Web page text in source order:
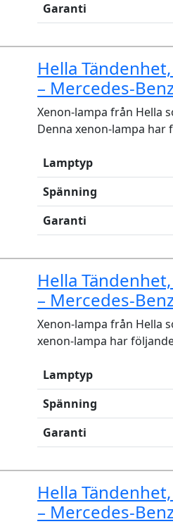
Garanti
Hella
– Mercedes-Benz
Xenon-lampa från Hella
Denna xenon-lampa har
Lamptyp
Spänning
Garanti
Hella
– Mercedes-Benz
Xenon-lampa från Hella
xenon-lampa har
Lamptyp
Spänning
Garanti
Hella
– Mercedes-Benz